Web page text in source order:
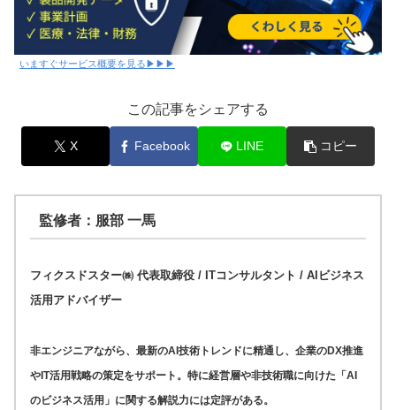
いますぐサービス概要を見る▶▶▶
この記事をシェアする
X Facebook LINE コピー
監修者：服部 一馬
フィクスドスター㈱ 代表取締役 / ITコンサルタント / AIビジネス
活用アドバイザー
非エンジニアながら、最新のAI技術トレンドに精通し、企業のDX推進
やIT活用戦略の策定をサポート。特に経営層や非技術職に向けた「AI
のビジネス活用」に関する解説力には定評がある。